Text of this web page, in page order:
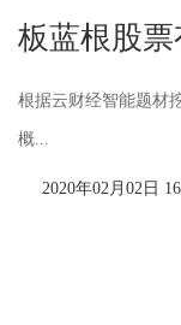
板蓝根股
根据云财经智能题材
概...
2020年02月02日